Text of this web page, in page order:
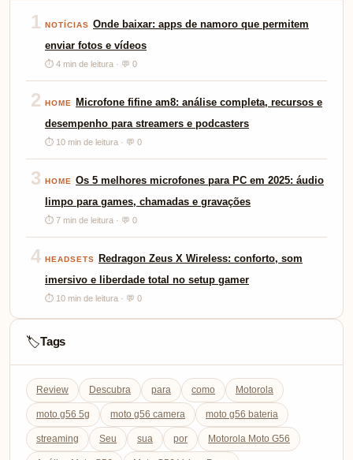
1 NOTÍCIAS Onde baixar: apps de namoro que permitem
enviar fotos e vídeos
⏱ 4 min de leitura · 💬 0
2 HOME
Microfone fifine am8: análise completa, recursos e
desempenho para streamers e podcasters
⏱ 10 min de leitura · 💬 0
3 HOME
Os 5 melhores microfones para PC em 2025: áudio
limpo para games, chamadas e gravações
⏱ 7 min de leitura · 💬 0
4 HEADSETS Redragon Zeus X Wireless: conforto, som
imersivo e liberdade total no setup gamer
⏱ 10 min de leitura · 💬 0
🏷️Tags
Review Descubra para como Motorola
moto g56 5g moto g56 camera moto g56 bateria
streaming Seu sua por Motorola Moto G56